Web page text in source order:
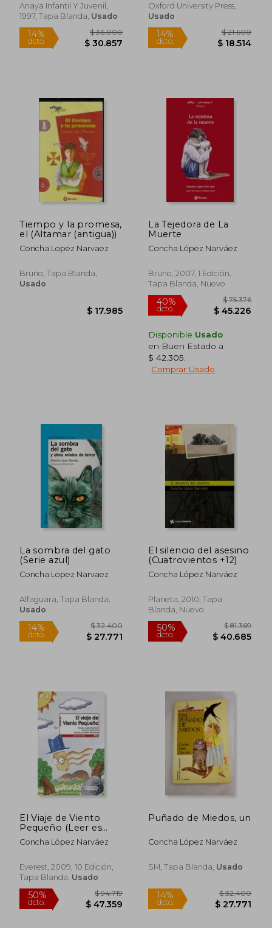
Anaya Infantil Y Juvenil,
1997, Tapa Blanda, Usado
14%
dcto.
$ 36.000
Oxford University Press,
Usado
14%
dcto.
Tiempo y la promesa,
el (Altamar (antigua))
Concha Lopez Narvaez
Bruño, Tapa Blanda,
Usado
$ 17.985
La Tejedora de La
Muerte
Concha López Narváez
Bruno, 2007, 1 Edición,
Tapa Blanda, Nuevo
dcto.
Disponible Usado
en Buen Estado a
$ 42.305
Comprar Usado
La sombra del gato
(Serie azul)
Concha Lopez Narvaez
Alfaguara, Tapa Blanda,
Usado
14%
dcto.
$ 32.400
$ 27.771
El silencio del asesino
(Cuatrovientos +12)
Concha López Narváez
Planeta, 2010, Tapa
Blanda, Nuevo
50%
dcto. $
El Viaje de Viento
Pequeño (Leer es
Vivir)
Concha López Narváez
Everest, 2009, 10 Edición,
Tapa Blanda, Usado
Puñado de Miedos, un
Concha López Narváez
SM, Tapa Blanda, Usado